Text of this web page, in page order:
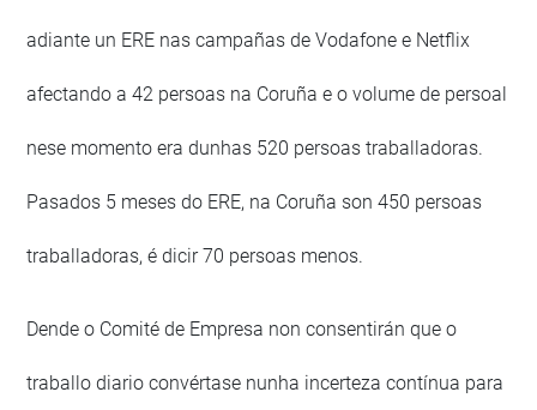
adiante un ERE nas campañas de Vodafone e Netflix
afectando a 42 persoas na Coruña e o volume de persoal
nese momento era dunhas 520 persoas traballadoras.
Pasados 5 meses do ERE, na Coruña son 450 persoas
traballadoras, é dicir 70 persoas menos.
Dende o Comité de Empresa non consentirán que o
traballo diario convértase nunha incerteza contínua para